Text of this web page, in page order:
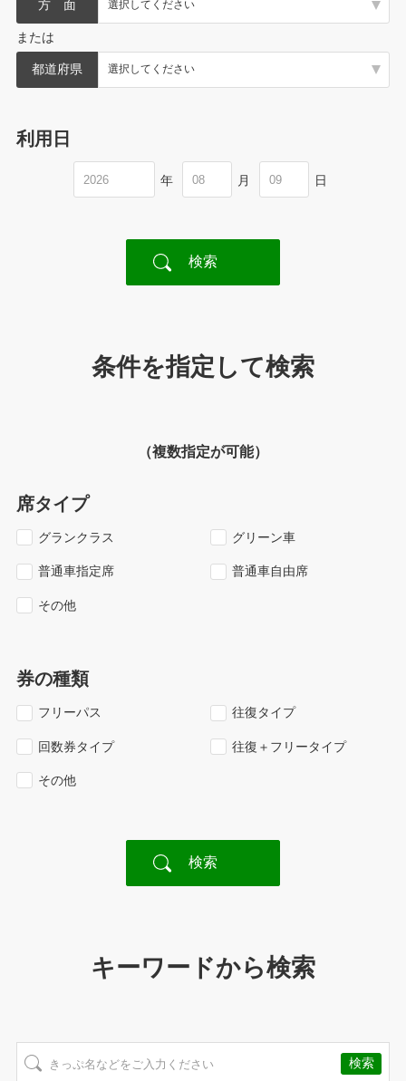
方 面
または
都道府県
利用日
年 月 日
条件を指定して検索
（複数指定が可能）
席タイプ
グランクラス グリーン車
普通車指定席 普通車自由席
その他
券の種類
フリーパス 往復タイプ
回数券タイプ 往復＋フリータイプ
その他
キーワードから検索